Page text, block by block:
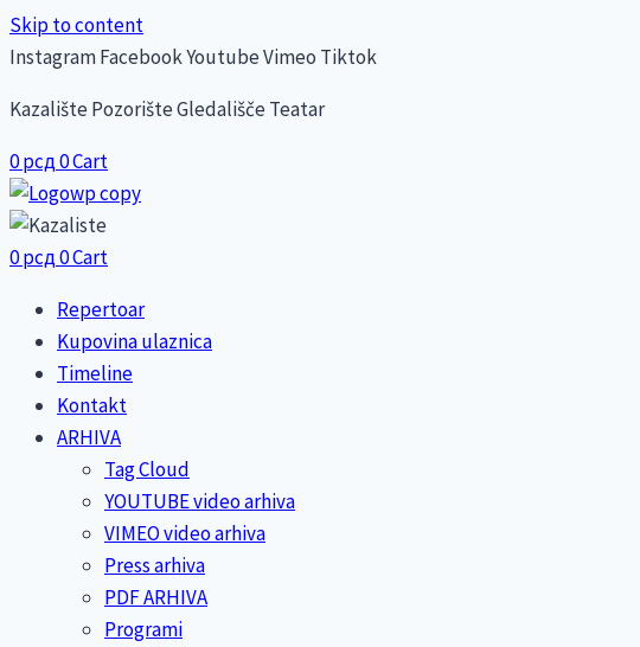
Skip to content
InstagramFacebookYoutubeVimeo Tiktok
Kazalište Pozorište Gledališče Teatar
0рсд0Cart
0рсд0Cart
Repertoar
Kupovina ulaznica
Timeline
Kontakt
ARHIVA
Tag Cloud
YOUTUBE video arhiva
VIMEO video arhiva
Press arhiva
PDF ARHIVA
Programi